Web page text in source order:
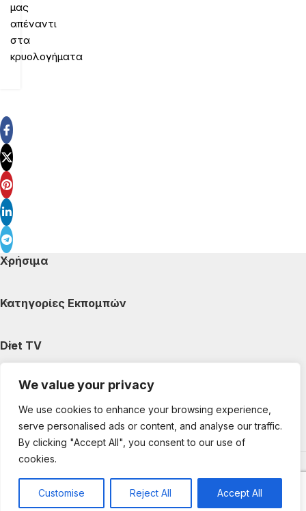
We value your privacy
We use cookies to enhance your browsing experience,
serve personalised ads or content, and analyse our traffic.
By clicking "Accept All", you consent to our use of
cookies.
Customise Reject All Accept All
μας
απέναντι
στα
κρυολογήματα
Χρήσιμα
Κατηγορίες Εκπομπών
Diet TV
Κατηγορίες Άρθρων
Ακολουθήστε μας
Copyright © 2025 DietTV. All Rights Reserved.
development by web-idea.gr
0